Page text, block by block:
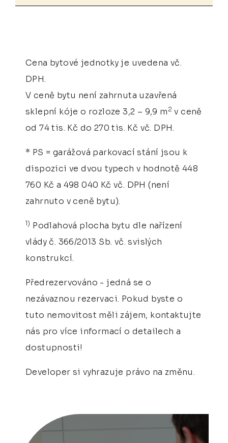
Cena bytové jednotky je uvedena vč.
DPH.
V ceně bytu není zahrnuta uzavřená
sklepní kóje o rozloze 3,2 – 9,9 m 2 v ceně
od 74 tis. Kč do 270 tis. Kč vč. DPH.
* PS = garážová parkovací stání jsou k
dispozici ve dvou typech v hodnotě 448
760 Kč a 498 040 Kč vč. DPH (není
zahrnuto v ceně bytu).
1) Podlahová plocha bytu dle nařízení
vlády č. 366/2013 Sb. vč. svislých
konstrukcí.
Předrezervováno - jedná se o
nezávaznou rezervaci. Pokud byste o
tuto nemovitost měli zájem, kontaktujte
nás pro více informací o detailech a
dostupnosti!
Developer si vyhrazuje právo na změnu.